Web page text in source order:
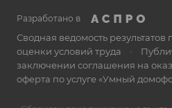
Разработано в
Сводная ведомость
оценки условий труда •
заключении соглашения на
оферта по услуге «Умный